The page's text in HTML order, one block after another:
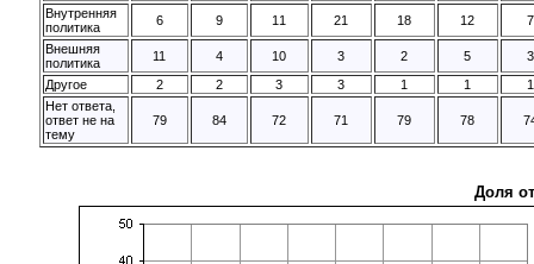
Внутренняя
политика
6 9 11 21 18 12
7
Внешняя
политика
11 4 10 3 2 5
3
Другое
2 2 3 3 1 1
1
Нет ответа,
ответ не на
тему
79 84 72 71 79 78
Доля